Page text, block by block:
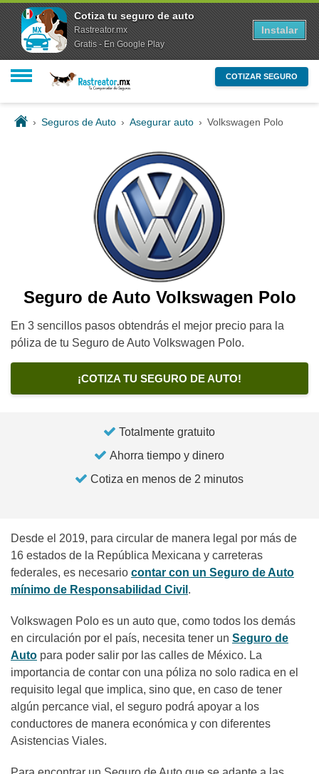
COTIZAR SEGURO
› Seguros de Auto › Asegurar auto › Volkswagen Polo
Seguro de Auto Volkswagen Polo
En 3 sencillos pasos obtendrás el mejor precio para la
póliza de tu Seguro de Auto Volkswagen Polo.
¡COTIZA TU SEGURO DE AUTO!
Totalmente gratuito
Ahorra tiempo y dinero
Cotiza en menos de 2 minutos
Desde el 2019, para circular de manera legal por más de
16 estados de la República Mexicana y carreteras
federales, es necesario contar con un Seguro de Auto
mínimo de Responsabilidad Civil .
Volkswagen Polo es un auto que, como todos los demás
en circulación por el país, necesita tener un Seguro de
Auto para poder salir por las calles de México. La
importancia de contar con una póliza no solo radica en el
requisito legal que implica, sino que, en caso de tener
algún percance vial, el seguro podrá apoyar a los
conductores de manera económica y con diferentes
Asistencias Viales.
Cotiza tu seguro de auto
Rastreator.mx
Gratis - En Google Play
Instalar